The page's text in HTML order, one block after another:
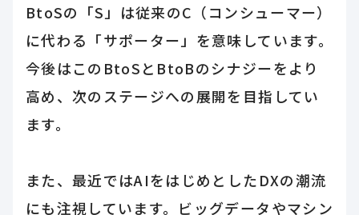
BtoSの「S」は従来のC（コンシューマー）
に代わる「サポーター」を意味しています。
今後はこのBtoSとBtoBのシナジーをより
高め、次のステージへの展開を目指してい
ます。
また、最近ではAIをはじめとしたDXの潮流
にも注視しています。ビッグデータやマシン